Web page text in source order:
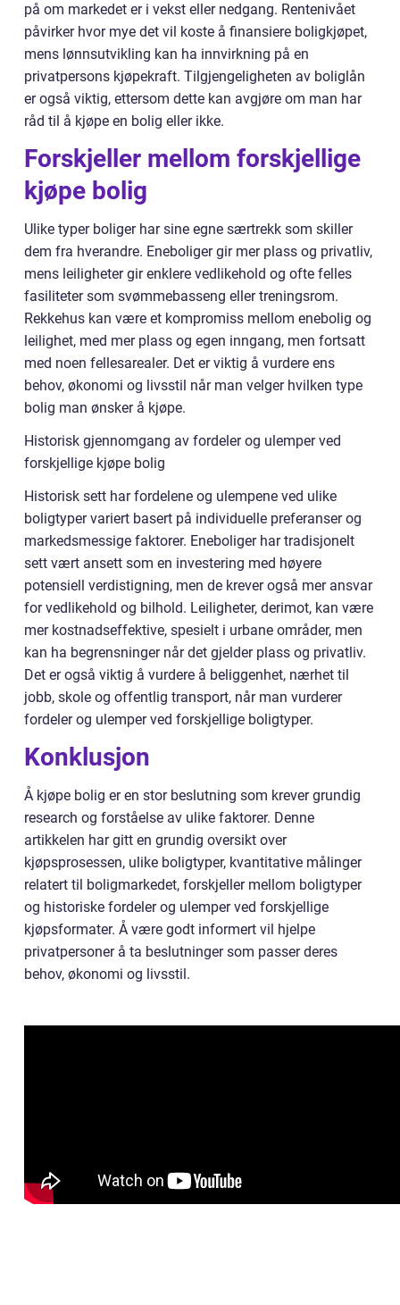
på om markedet er i vekst eller nedgang. Rentenivået
påvirker hvor mye det vil koste å finansiere boligkjøpet,
mens lønnsutvikling kan ha innvirkning på en
privatpersons kjøpekraft. Tilgjengeligheten av boliglån
er også viktig, ettersom dette kan avgjøre om man har
råd til å kjøpe en bolig eller ikke.
Forskjeller mellom forskjellige
kjøpe bolig
Ulike typer boliger har sine egne særtrekk som skiller
dem fra hverandre. Eneboliger gir mer plass og privatliv,
mens leiligheter gir enklere vedlikehold og ofte felles
fasiliteter som svømmebasseng eller treningsrom.
Rekkehus kan være et kompromiss mellom enebolig og
leilighet, med mer plass og egen inngang, men fortsatt
med noen fellesarealer. Det er viktig å vurdere ens
behov, økonomi og livsstil når man velger hvilken type
bolig man ønsker å kjøpe.
Historisk gjennomgang av fordeler og ulemper ved
forskjellige kjøpe bolig
Historisk sett har fordelene og ulempene ved ulike
boligtyper variert basert på individuelle preferanser og
markedsmessige faktorer. Eneboliger har tradisjonelt
sett vært ansett som en investering med høyere
potensiell verdistigning, men de krever også mer ansvar
for vedlikehold og bilhold. Leiligheter, derimot, kan være
mer kostnadseffektive, spesielt i urbane områder, men
kan ha begrensninger når det gjelder plass og privatliv.
Det er også viktig å vurdere å beliggenhet, nærhet til
jobb, skole og offentlig transport, når man vurderer
fordeler og ulemper ved forskjellige boligtyper.
Konklusjon
Å kjøpe bolig er en stor beslutning som krever grundig
research og forståelse av ulike faktorer. Denne
artikkelen har gitt en grundig oversikt over
kjøpsprosessen, ulike boligtyper, kvantitative målinger
relatert til boligmarkedet, forskjeller mellom boligtyper
og historiske fordeler og ulemper ved forskjellige
kjøpsformater. Å være godt informert vil hjelpe
privatpersoner å ta beslutninger som passer deres
behov, økonomi og livsstil.